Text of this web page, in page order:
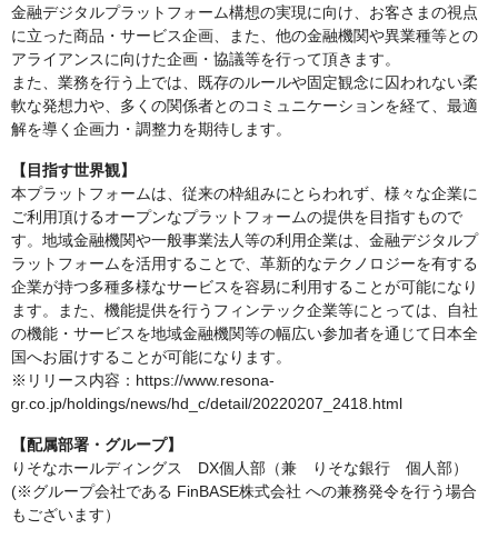
金融デジタルプラットフォーム構想の実現に向け、お客さまの視点
に立った商品・サービス企画、また、他の金融機関や異業種等との
アライアンスに向けた企画・協議等を行って頂きます。
また、業務を行う上では、既存のルールや固定観念に囚われない柔
軟な発想力や、多くの関係者とのコミュニケーションを経て、最適
解を導く企画力・調整力を期待します。
【目指す世界観】
本プラットフォームは、従来の枠組みにとらわれず、様々な企業に
ご利用頂けるオープンなプラットフォームの提供を目指すもので
す。地域金融機関や一般事業法人等の利用企業は、金融デジタルプ
ラットフォームを活用することで、革新的なテクノロジーを有する
企業が持つ多種多様なサービスを容易に利用することが可能になり
ます。また、機能提供を行うフィンテック企業等にとっては、自社
の機能・サービスを地域金融機関等の幅広い参加者を通じて日本全
国へお届けすることが可能になります。
※リリース内容：https://www.resona-
gr.co.jp/holdings/news/hd_c/detail/20220207_2418.html
【配属部署・グループ】
りそなホールディングス DX個人部（兼 りそな銀行 個人部）
(※グループ会社である FinBASE株式会社 への兼務発令を行う場合
もございます）